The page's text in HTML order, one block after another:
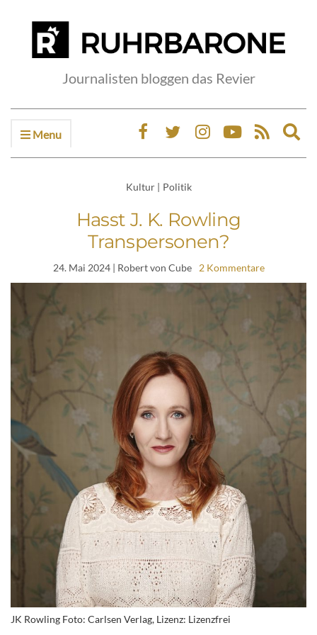
Journalisten bloggen das Revier
Menu
Kultur | Politik
Hasst J. K. Rowling
Transpersonen?
24. Mai 2024| Robert von Cube 2 Kommentare
JK Rowling Foto: Carlsen Verlag, Lizenz: Lizenzfrei